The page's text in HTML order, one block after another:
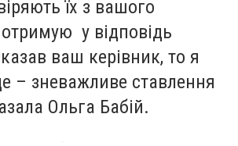
їх з вашого
у відповідь
ваш керівник, то я
– зневажливе ставлення
Ольга Бабій.